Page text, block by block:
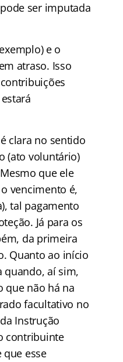
ser imputada
e o
atraso. Isso
clara no sentido
(ato voluntário)
que ele
vencimento é,
tal pagamento
Já para os
da primeira
Quanto ao início
quando, aí sim,
que não há na
facultativo no
Instrução
contribuinte
esse